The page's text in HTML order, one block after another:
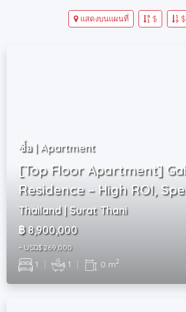
$
$
แสดงบนแผนที่
ซื้อ | Apartment
[Top Floor Apartment]
Residence – High ROI,
Thailand | Surat Thani
฿ 8,900,000
~ USD$ 269,000
1 | 1 | 0 m2